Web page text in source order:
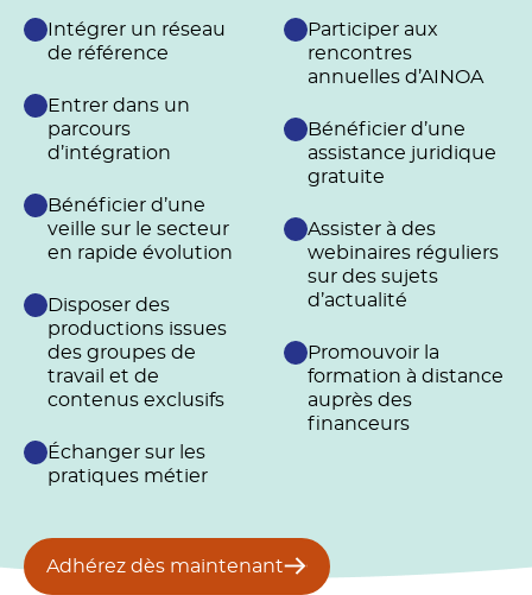
Intégrer un réseau
de référence
Entrer dans un
parcours
d’intégration
Bénéficier d’une
veille sur le secteur
en rapide évolution
Disposer des
productions issues
des groupes de
travail et de
contenus exclusifs
Échanger sur les
pratiques métier
Participer aux
rencontres
annuelles d’AINOA
Bénéficier d’une
assistance juridique
gratuite
Assister à des
webinaires réguliers
sur des sujets
d’actualité
Promouvoir la
formation à distance
auprès des
financeurs
Adhérez dès maintenant